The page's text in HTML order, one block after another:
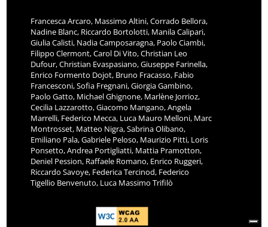
Francesca Arcaro, Massimo Altini, Corrado Bellora,
Nadine Blanc, Riccardo Bortolotti, Manila Calipari,
Giulia Calisti, Nadia Camposaragna, Paolo Ciambi,
Filippo Clermont, Carol Di Vito, Christian Leo
Dufour, Christian Evaspasiano, Giuseppe Farinella,
Enrico Formento Dojot, Bruno Fracasso, Fabio
Francesconi, Sofia Fregnani, Giorgia Gambino,
Paolo Gatto, Michael Ghignone, Marlène Jorrioz,
Cecilia Lazzarotto, Giacomo Mangano, Angela
Marrelli, Federico Mecca, Luca Mauro Melloni, Marc
Montrosset, Matteo Nigra, Sabrina Olibano,
Emiliano Pala, Gabriele Peloso, Maurizio Pitti, Loris
Ponsetto, Andrea Portigliatti, Mattia Pramotton,
Deniel Pession, Raffaele Romano, Enrico Ruggeri,
Riccardo Savoye, Federica Tercinod, Federico
Tigellio Benvenuto, Luca Massimo Trifilò